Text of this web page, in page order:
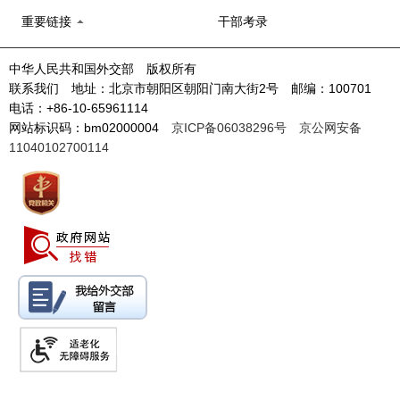
重要链接 干部考录
中华人民共和国外交部 版权所有
联系我们 地址：北京市朝阳区朝阳门南大街2号 邮编：100701
电话：+86-10-65961114
网站标识码：bm02000004 京ICP备06038296号
京公网安备
11040102700114